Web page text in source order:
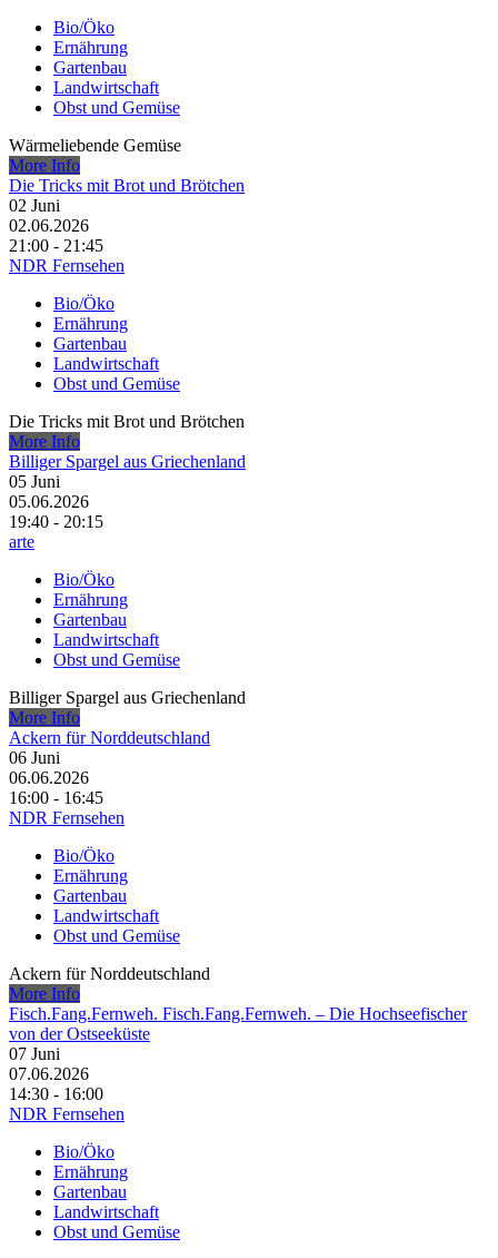
Bio/Öko
Ernährung
Gartenbau
Landwirtschaft
Obst und Gemüse
Wärmeliebende Gemüse
More Info
Die Tricks mit Brot und Brötchen
02 Juni
02.06.2026
21:00 - 21:45
NDR Fernsehen
Bio/Öko
Ernährung
Gartenbau
Landwirtschaft
Obst und Gemüse
Die Tricks mit Brot und Brötchen
More Info
Billiger Spargel aus Griechenland
05 Juni
05.06.2026
19:40 - 20:15
arte
Bio/Öko
Ernährung
Gartenbau
Landwirtschaft
Obst und Gemüse
Billiger Spargel aus Griechenland
More Info
Ackern für Norddeutschland
06 Juni
06.06.2026
16:00 - 16:45
NDR Fernsehen
Bio/Öko
Ernährung
Gartenbau
Landwirtschaft
Obst und Gemüse
Ackern für Norddeutschland
More Info
Fisch.Fang.Fernweh. Fisch.Fang.Fernweh. – Die Hochseefischer
von der Ostseeküste
07 Juni
07.06.2026
14:30 - 16:00
NDR Fernsehen
Bio/Öko
Ernährung
Gartenbau
Landwirtschaft
Obst und Gemüse